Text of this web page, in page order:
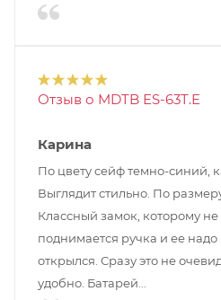
Отзыв о MDTB ES-63T.E
Карина
По цвету сейф темно-синий,
Выглядит стильно. По
Классный замок, которому
поднимается ручка и ее
открылся. Сразу это не
удобно. Батарей...